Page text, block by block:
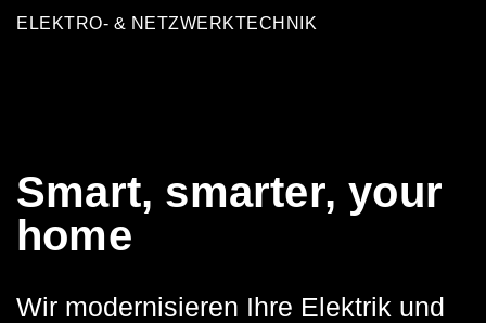
ELEKTRO- & NETZWERKTECHNIK
Smart, smarter, your
home
Wir modernisieren Ihre Elektrik und